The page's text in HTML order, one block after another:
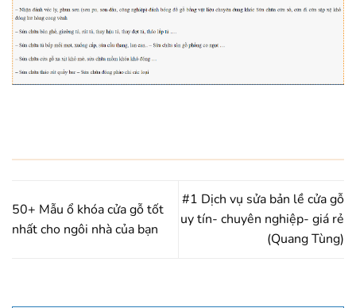
50+ Mẫu ổ khóa cửa gỗ tốt
nhất cho ngôi nhà của bạn
#1 Dịch vụ sửa bản lề cửa gỗ
uy tín- chuyên nghiệp- giá rẻ
(Quang Tùng)